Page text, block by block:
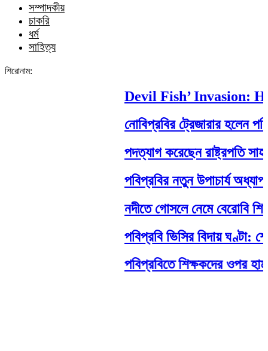
সম্পাদকীয়
চাকরি
ধর্ম
সাহিত্য
শিরোনাম:
Devil Fish’ Invasion:
নোবিপ্রবির ট্রেজারার হলেন
পদত্যাগ করেছেন রাষ্ট্রপতি
পবিপ্রবির নতুন উপাচার্য অধ্যাপক
নদীতে গোসলে নেমে বেরোবি
পবিপ্রবি ভিসির বিদায় ঘণ্টা:
পবিপ্রবিতে শিক্ষকদের ওপর হামলা: